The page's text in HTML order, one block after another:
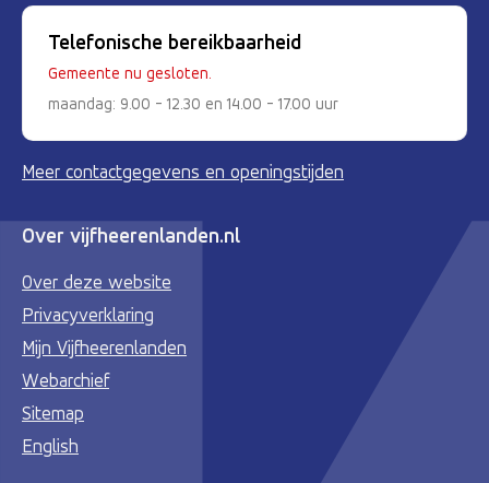
Telefonische bereikbaarheid
Gemeente nu gesloten.
maandag: 9.00 - 12.30 en 14.00 - 17.00 uur
Meer contactgegevens en openingstijden
Over vijfheerenlanden.nl
Over deze website
Privacyverklaring
Mijn Vijfheerenlanden
Webarchief
Sitemap
English